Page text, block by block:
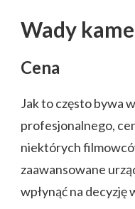
Wady
Cena
Jak to często bywa
profesjonalnego,
niektórych
zaawansowane
wpłynąć na decyzję